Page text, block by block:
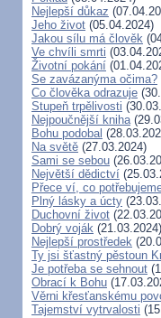
Nejlepší důkaz
Jeho život (05.04.2024)
Jakou sílu má člověk
Ve chvíli smrti
Životní pokání
Se zavázanýma očima?
Co člověka odrazuje
Stupeň trpělivosti
Nejpoučnější kniha
Bohu podobal
Na světě (27.03.2024)
Sami se sebou
Největší dědictví
Přece ví, co
Plný lásky a úcty
Duchovní život
Dobrý voják (21.03.2024)
Nejlepší prostředek
Ty jsi šťastný pěstoun
Je potřeba se sehnout
Obrací k Bohu
Věrni křesťanskému
Tajemství vytrvalosti